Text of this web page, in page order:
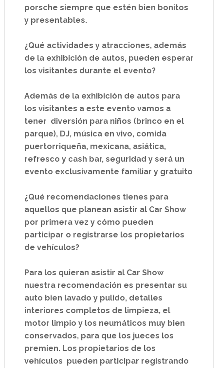
porsche siempre que estén bien bonitos
y presentables.
¿Qué actividades y atracciones, además
de la exhibición de autos, pueden esperar
los visitantes durante el evento?
Además de la exhibición de autos para
los visitantes a este evento vamos a
tener diversión para niños (brinco en el
parque), DJ, música en vivo, comida
puertorriqueña, mexicana, asiática,
refresco y cash bar, seguridad y será un
evento exclusivamente familiar y gratuito
¿Qué recomendaciones tienes para
aquellos que planean asistir al Car Show
por primera vez y cómo pueden
participar o registrarse los propietarios
de vehículos?
Para los quieran asistir al Car Show
nuestra recomendación es presentar su
auto bien lavado y pulido, detalles
interiores completos de limpieza, el
motor limpio y los neumáticos muy bien
conservados, para que los jueces los
premien. Los propietarios de los
vehículos pueden participar registrando